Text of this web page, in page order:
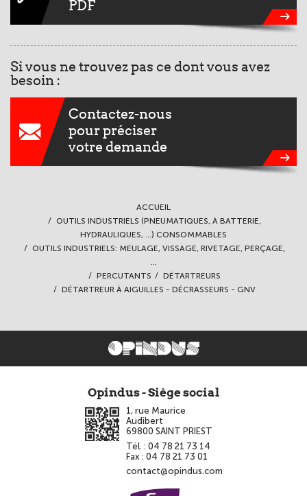
PDF
Si vous ne trouvez pas ce dont vous avez
besoin :
Contactez-nous
pour préciser
votre demande
ACCUEIL
OUTILS INDUSTRIELS (PNEUMATIQUES, À BATTERIE,
HYDRAULIQUES, ...) CONSOMMABLES
OUTILS INDUSTRIELS: MEULAGE, VISSAGE, RIVETAGE, PERÇAGE,
...
PERCUTANTS
DÉTARTREURS
DÉTARTREUR À AIGUILLES - DÉCRASSEURS - GNV
Opindus - Siège social
1, rue Maurice
Audibert
69800 SAINT PRIEST
Tél. : 04 78 21 73 14
Fax : 04 78 21 73 01
contact@opindus.com